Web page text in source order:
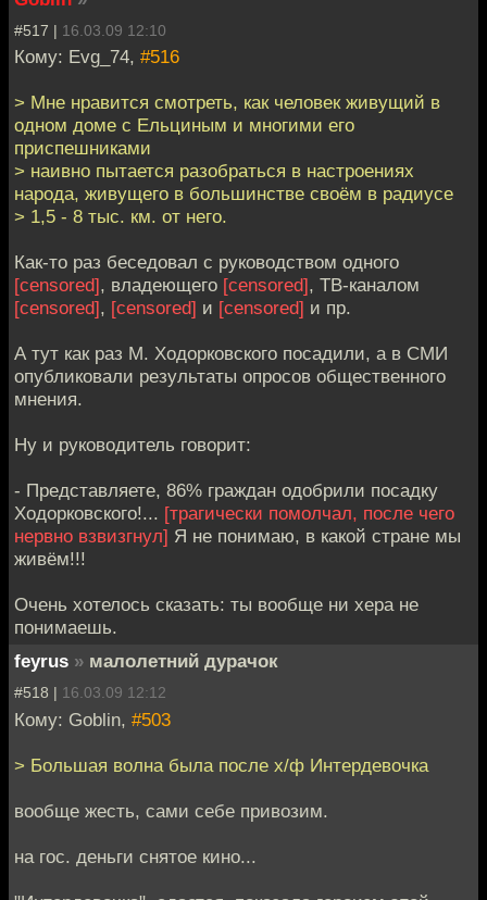
#517 | 16.03.09 12:10
Кому: Evg_74, #516
> Мне нравится смотреть, как человек живущий в
одном доме с Ельциным и многими его
приспешниками
> наивно пытается разобраться в настроениях
народа, живущего в большинстве своём в радиусе
> 1,5 - 8 тыс. км. от него.
Как-то раз беседовал с руководством одного
[censored], владеющего [censored], ТВ-каналом
[censored], [censored] и [censored] и пр.
А тут как раз М. Ходорковского посадили, а в СМИ
опубликовали результаты опросов общественного
мнения.
Ну и руководитель говорит:
- Представляете, 86% граждан одобрили посадку
Ходорковского!... [трагически помолчал, после чего
нервно взвизгнул] Я не понимаю, в какой стране мы
живём!!!
Очень хотелось сказать: ты вообще ни хера не
понимаешь.
feyrus » малолетний дурачок
#518 | 16.03.09 12:12
Кому: Goblin, #503
> Большая волна была после х/ф Интердевочка
вообще жесть, сами себе привозим.
на гос. деньги снятое кино...